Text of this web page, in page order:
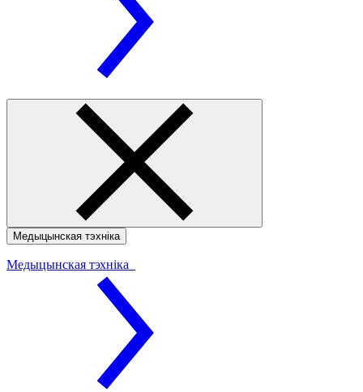
Медыцынская тэхніка
Медыцынская тэхніка